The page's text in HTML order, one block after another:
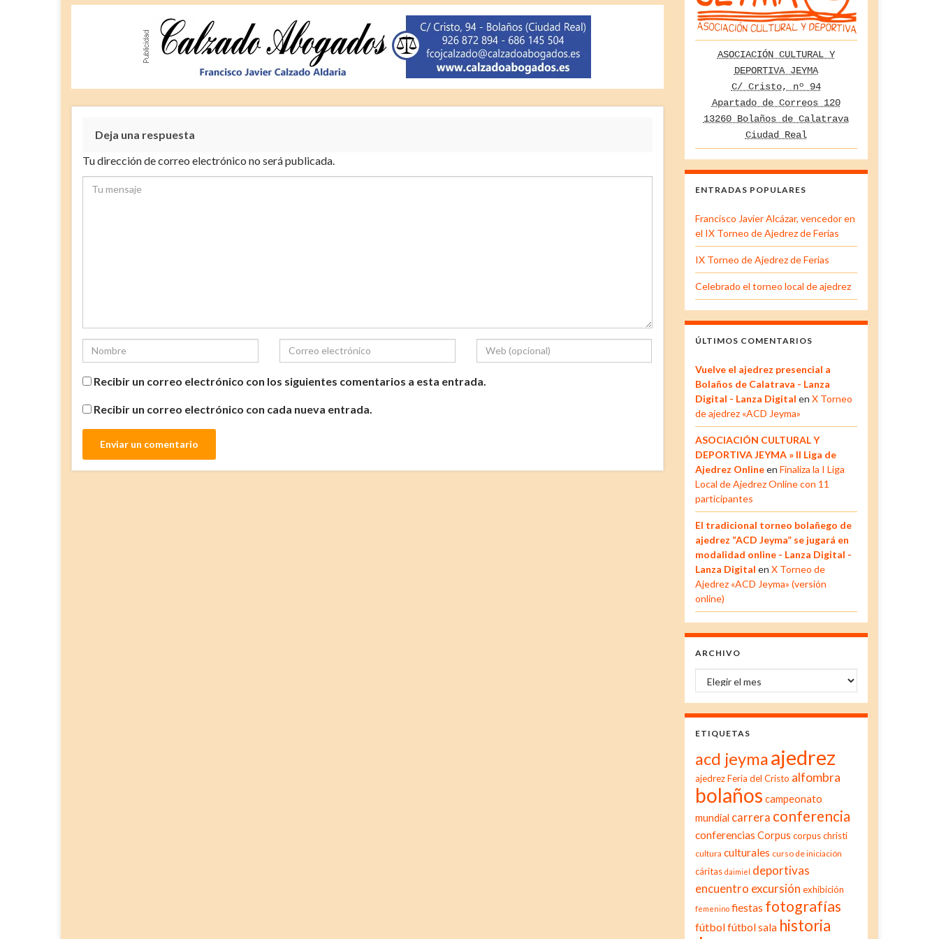
Deja una respuesta
Tu dirección de correo electrónico no será publicada.
Recibir un correo electrónico con los siguientes comentarios a esta entrada.
Recibir un correo electrónico con cada nueva entrada.
ASOCIACIÓN CULTURAL Y
DEPORTIVA JEYMA
C/ Cristo, nº 94
Apartado de Correos 120
13260 Bolaños de Calatrava
Ciudad Real
ENTRADAS POPULARES
Francisco Javier Alcázar, vencedor en
el IX Torneo de Ajedrez de Ferias
IX Torneo de Ajedrez de Ferias
Celebrado el torneo local de ajedrez
ÚLTIMOS COMENTARIOS
Vuelve el ajedrez presencial a
Bolaños de Calatrava - Lanza
Digital - Lanza Digital en X Torneo
de ajedrez «ACD Jeyma»
ASOCIACIÓN CULTURAL Y
DEPORTIVA JEYMA » II Liga de
Ajedrez Onlineen Finaliza la I Liga
Local de Ajedrez Online con 11
participantes
El tradicional torneo bolañego de
ajedrez “ACD Jeyma” se jugará en
modalidad online - Lanza Digital -
Lanza Digital en X Torneo de
Ajedrez «ACD Jeyma» (versión
online)
ARCHIVO
Archivo
ETIQUETAS
acd jeymaajedrez
ajedrez Feria del Cristo alfombra
bolaños campeonato
mundial carrera conferencia
conferencias Corpus corpus christi
cultura culturales curso de iniciación
cáritas daimiel deportivas
encuentro excursión exhibición
femenino fiestas fotografías
fútbolfútbol sala historia